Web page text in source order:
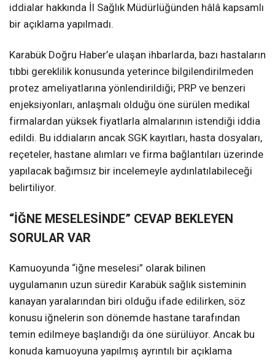
iddialar hakkında İl Sağlık Müdürlüğünden hâlâ kapsamlı
bir açıklama yapılmadı.
Karabük Doğru Haber’e ulaşan ihbarlarda, bazı hastaların
tıbbi gereklilik konusunda yeterince bilgilendirilmeden
protez ameliyatlarına yönlendirildiği; PRP ve benzeri
enjeksiyonları, anlaşmalı olduğu öne sürülen medikal
firmalardan yüksek fiyatlarla almalarının istendiği iddia
edildi. Bu iddiaların ancak SGK kayıtları, hasta dosyaları,
reçeteler, hastane alımları ve firma bağlantıları üzerinde
yapılacak bağımsız bir incelemeyle aydınlatılabileceği
belirtiliyor.
“İĞNE MESELESİNDE” CEVAP BEKLEYEN
SORULAR VAR
Kamuoyunda “iğne meselesi” olarak bilinen
uygulamanın uzun süredir Karabük sağlık sisteminin
kanayan yaralarından biri olduğu ifade edilirken, söz
konusu iğnelerin son dönemde hastane tarafından
temin edilmeye başlandığı da öne sürülüyor. Ancak bu
konuda kamuoyuna yapılmış ayrıntılı bir açıklama